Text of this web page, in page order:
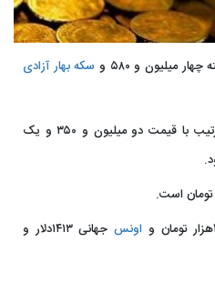
میلیون و ۵۸۰ و
سکه بهار آزادی
نیز امروز به ترتیب با قیمت دو میلیون و ۳۵۰ و یک
اونس
جهانی ۱۴۱۳دلار و